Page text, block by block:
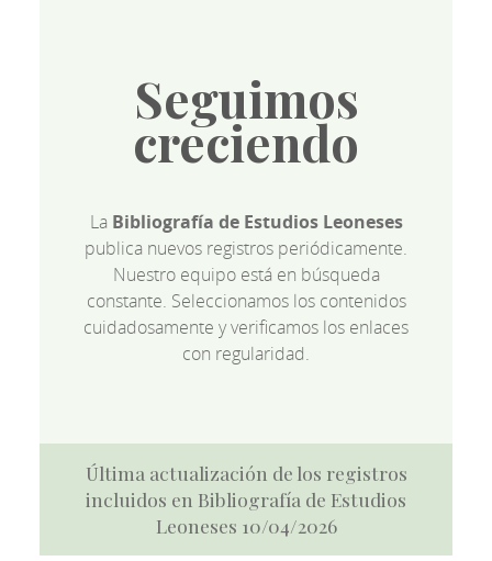
Seguimos
creciendo
La Bibliografía de Estudios Leoneses
publica nuevos registros periódicamente.
Nuestro equipo está en búsqueda
constante. Seleccionamos los contenidos
cuidadosamente y verificamos los enlaces
con regularidad.
Última actualización de los registros
incluidos en Bibliografía de Estudios
Leoneses 10/04/2026